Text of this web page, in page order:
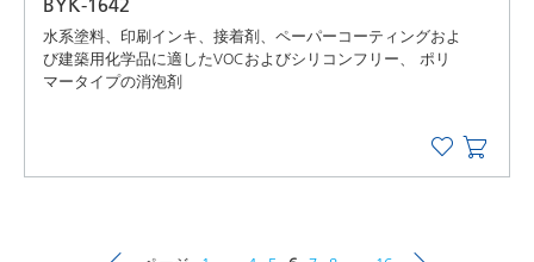
BYK-1642
水系塗料、印刷インキ、接着剤、ペーパーコーティングおよ
び建築用化学品に適したVOCおよびシリコンフリー、 ポリ
マータイプの消泡剤